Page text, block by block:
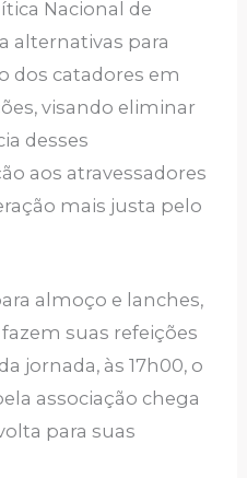
Nacional de
alternativas para
dos catadores em
visando eliminar
desses
aos atravessadores
mais justa pelo
almoço e lanches,
suas refeições
jornada, às 17h00, o
associação chega
para suas